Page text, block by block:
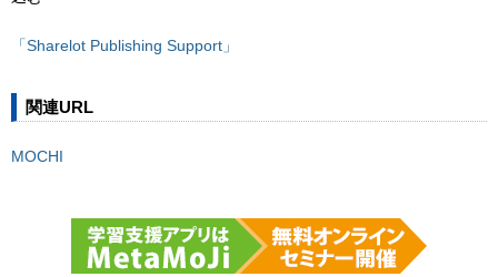
「Sharelot Publishing Support」
関連URL
MOCHI